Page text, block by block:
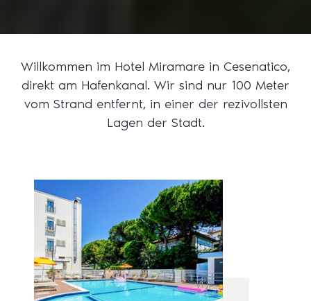
Willkommen im Hotel Miramare in Cesenatico,
direkt am Hafenkanal. Wir sind nur 100 Meter
vom Strand entfernt, in einer der rezivollsten
Lagen der Stadt.